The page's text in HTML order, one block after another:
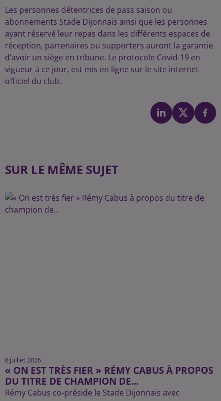
Les personnes détentrices de pass saison ou
abonnements Stade Dijonnais ainsi que les personnes
ayant réservé leur repas dans les différents espaces de
réception, partenaires ou supporters auront la garantie
d’avoir un siège en tribune. Le protocole Covid-19 en
vigueur à ce jour, est mis en ligne sur le site internet
officiel du club.
SUR LE MÊME SUJET
6 juillet 2026
« ON EST TRÈS FIER » RÉMY CABUS À PROPOS
DU TITRE DE CHAMPION DE...
Rémy Cabus co-préside le Stade Dijonnais avec